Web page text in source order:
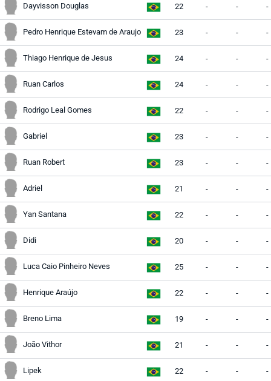
Dayvisson Douglas 22 - - -
Pedro Henrique Estevam de Araujo 23 - - -
Thiago Henrique de Jesus 24 - - -
Ruan Carlos 24 - - -
Rodrigo Leal Gomes 22 - - -
Gabriel 23 - - -
Ruan Robert 23 - - -
Adriel 21 - - -
Yan Santana 22 - - -
Didi 20 - - -
Luca Caio Pinheiro Neves 25 - - -
Henrique Araújo 22 - - -
Breno Lima 19 - - -
João Vithor 21 - - -
Lipek 22 - - -